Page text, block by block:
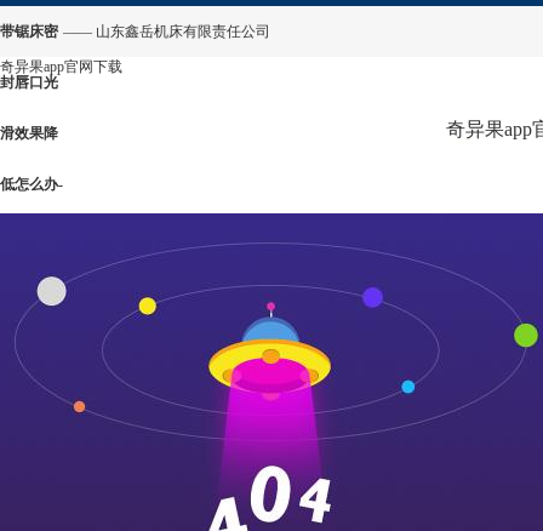
带锯床密
封唇口光
滑效果降
低怎么办-
app官网
下载
—— 山东鑫岳机床有限责任公司
奇异果app官网下载
奇异果app